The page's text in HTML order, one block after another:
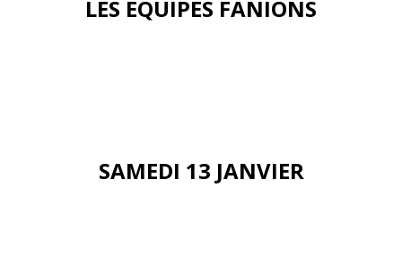
LES EQUIPES FANIONS
SAMEDI 13 JANVIER